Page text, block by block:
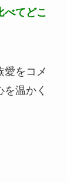
べてどこ
愛をコメ
温かく